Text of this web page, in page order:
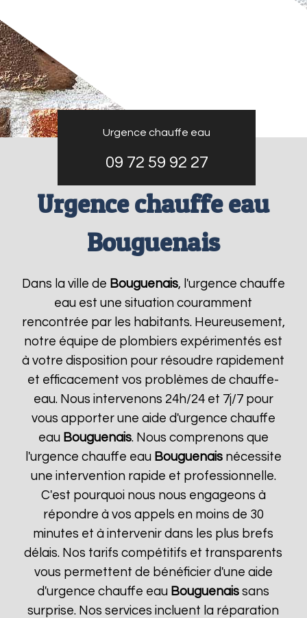
Urgence chauffe eau
09 72 59 92 27
Urgence chauffe eau
Bouguenais
Dans la ville de Bouguenais, l'urgence chauffe
eau est une situation couramment
rencontrée par les habitants. Heureusement,
notre équipe de plombiers expérimentés est
à votre disposition pour résoudre rapidement
et efficacement vos problèmes de chauffe-
eau. Nous intervenons 24h/24 et 7j/7 pour
vous apporter une aide d'urgence chauffe
eau Bouguenais. Nous comprenons que
l'urgence chauffe eau Bouguenaisnécessite
une intervention rapide et professionnelle.
C'est pourquoi nous nous engageons à
répondre à vos appels en moins de 30
minutes et à intervenir dans les plus brefs
délais. Nos tarifs compétitifs et transparents
vous permettent de bénéficier d'une aide
d'urgence chauffe eau Bouguenais sans
surprise. Nos services incluent la réparation